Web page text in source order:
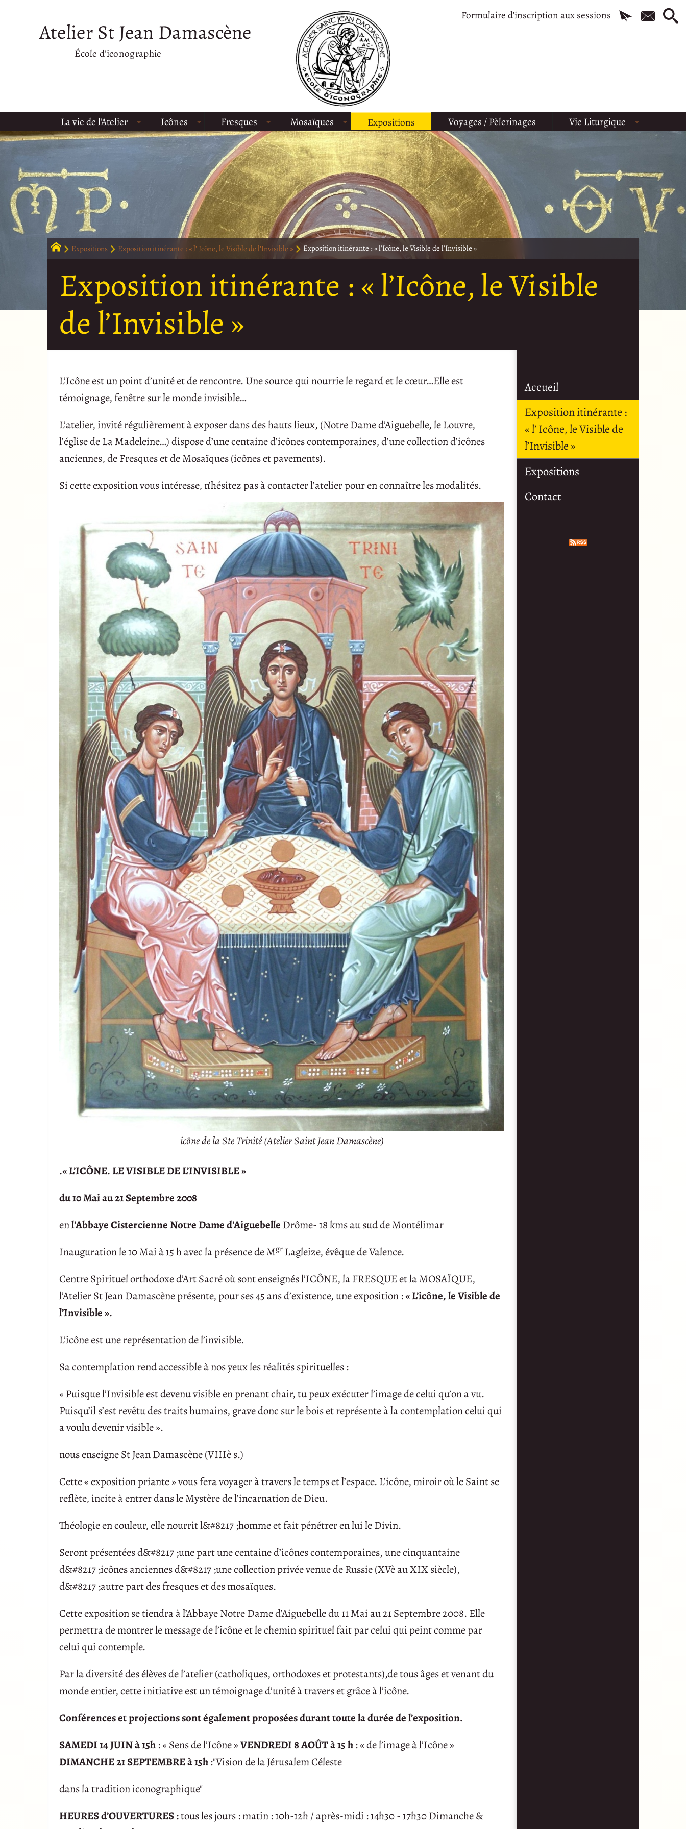
Formulaire d’inscription aux sessions
Atelier St Jean Damascène
École d’iconographie
La vie de l’Atelier Icônes Fresques Mosaïques Expositions Voyages / Pèlerinages Vie Liturgique
Expositions Exposition itinérante : « l’ Icône, le Visible de l’Invisible » Exposition itinérante : « l’Icône, le Visible de l’Invisible »
Exposition itinérante : « l’Icône, le Visible
de l’Invisible »
L’Icône est un point d’unité et de rencontre. Une source qui nourrie le regard et le cœur…Elle est
témoignage, fenêtre sur le monde invisible…
L’atelier, invité régulièrement à exposer dans des hauts lieux, (Notre Dame d’Aiguebelle, le Louvre,
l’église de La Madeleine…) dispose d’une centaine d’icônes contemporaines, d’une collection d’icônes
anciennes, de Fresques et de Mosaïques (icônes et pavements).
Si cette exposition vous intéresse, n’hésitez pas à contacter l’atelier pour en connaître les modalités.
icône de la Ste Trinité (Atelier Saint Jean Damascène)
.« L’ICÔNE. LE VISIBLE DE L’INVISIBLE »
du 10 Mai au 21 Septembre 2008
enl’Abbaye Cistercienne Notre Dame d’Aiguebelle Drôme- 18 kms au sud de Montélimar
Inauguration le 10 Mai à 15 h avec la présence de Mgr Lagleize, évêque de Valence.
Centre Spirituel orthodoxe d’Art Sacré où sont enseignés l’ICÔNE, la FRESQUE et la MOSAÏQUE,
l’Atelier St Jean Damascène présente, pour ses 45 ans d’existence, une exposition :« L’icône, le Visible de
l’Invisible ».
L’icône est une représentation de l’invisible.
Sa contemplation rend accessible à nos yeux les réalités spirituelles :
« Puisque l’Invisible est devenu visible en prenant chair, tu peux exécuter l’image de celui qu’on a vu.
Puisqu’il s’est revêtu des traits humains, grave donc sur le bois et représente à la contemplation celui qui
a voulu devenir visible ».
nous enseigne St Jean Damascène (VIIIè s.)
Cette « exposition priante » vous fera voyager à travers le temps et l’espace. L’icône, miroir où le Saint se
reflète, incite à entrer dans le Mystère de l’incarnation de Dieu.
Théologie en couleur, elle nourrit l&#8217 ;homme et fait pénétrer en lui le Divin.
Seront présentées d&#8217 ;une part une centaine d’icônes contemporaines, une cinquantaine
d&#8217 ;icônes anciennes d&#8217 ;une collection privée venue de Russie (XVè au XIX siècle),
d&#8217 ;autre part des fresques et des mosaïques.
Cette exposition se tiendra à l’Abbaye Notre Dame d’Aiguebelle du 11 Mai au 21 Septembre 2008. Elle
permettra de montrer le message de l’icône et le chemin spirituel fait par celui qui peint comme par
celui qui contemple.
Par la diversité des élèves de l’atelier (catholiques, orthodoxes et protestants),de tous âges et venant du
monde entier, cette initiative est un témoignage d’unité à travers et grâce à l’icône.
Conférences et projections sont également proposées durant toute la durée de l’exposition.
SAMEDI 14 JUIN à 15h : « Sens de l’Icône »VENDREDI 8 AOÛT à 15 h : « de l’image à l’Icône »
DIMANCHE 21 SEPTEMBRE à 15h :"Vision de la Jérusalem Céleste
dans la tradition iconographique"
HEURES d’OUVERTURES :tous les jours : matin : 10h-12h / après-midi : 14h30 - 17h30 Dimanche &
Accueil
Exposition itinérante :
« l’ Icône, le Visible de
l’Invisible »
Expositions
Contact